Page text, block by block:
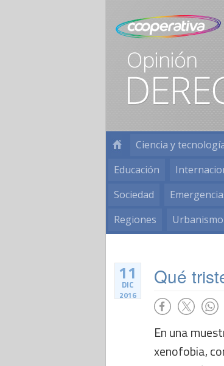
Ciencia y
Educación
Sociedad
Regiones
Urbanismo
11
DIC
2016
Qué
En una
xenofobia,